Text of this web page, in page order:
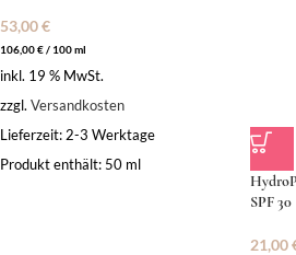
53,00€
106,00€/ 100ml
inkl. 19 % MwSt.
zzgl. Versandkosten
Lieferzeit: 2-3 Werktage
Produkt enthält: 50 ml
SPF 30
21,00